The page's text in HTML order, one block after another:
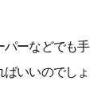
パーなどでも手
いいのでしょ